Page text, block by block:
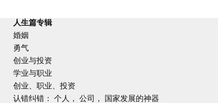
人生篇专辑
婚姻
勇气
创业与投资
学业与职业
创业、职业、投资
认错纠错： 个人， 公司， 国家发展的神器